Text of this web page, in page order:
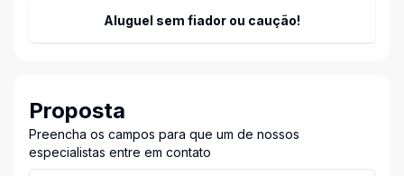
Aluguel sem fiador ou caução!
Proposta
Preencha os campos para que um de nossos
especialistas entre em contato